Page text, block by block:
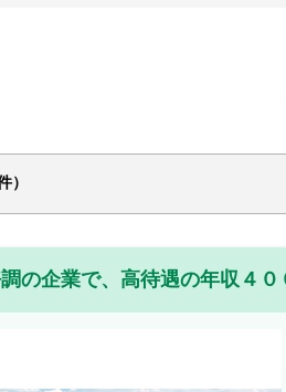
）
の企業で、高待遇の年収４